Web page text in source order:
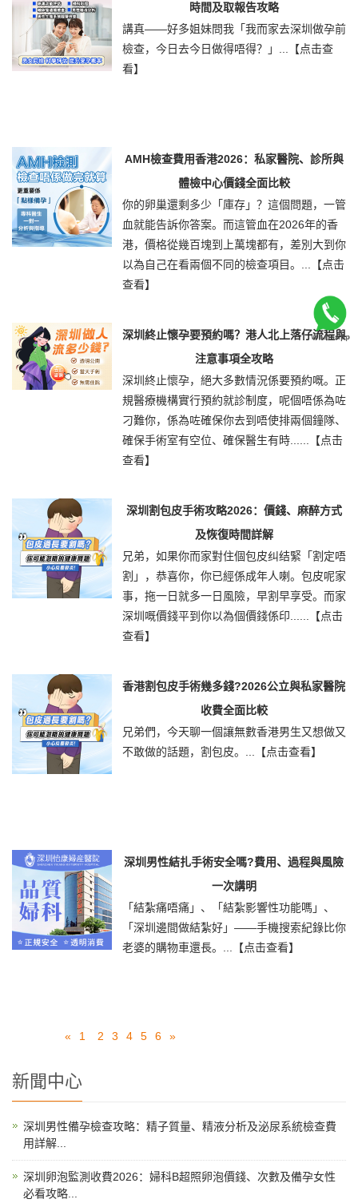
時間及取報告攻略
講真——好多姐妹問我「我而家去深圳做孕前
檢查，今日去今日做得唔得？」...
【点击查
看】
AMH檢查費用香港2026：私家醫院、診所與
體檢中心價錢全面比較
你的卵巢還剩多少「庫存」？這個問題，一管
血就能告訴你答案。而這管血在2026年的香
港，價格從幾百塊到上萬塊都有，差別大到你
以為自己在看兩個不同的檢查項目。...
【点击
查看】
深圳終止懷孕要預約嗎？港人北上落仔流程與
注意事項全攻略
深圳終止懷孕，絕大多數情況係要預約嘅。正
規醫療機構實行預約就診制度，呢個唔係為咗
刁難你，係為咗確保你去到唔使排兩個鐘隊、
確保手術室有空位、確保醫生有時......
【点击
查看】
深圳割包皮手術攻略2026：價錢、麻醉方式
及恢復時間詳解
兄弟，如果你而家對住個包皮纠结緊「割定唔
割」，恭喜你，你已經係成年人喇。包皮呢家
事，拖一日就多一日風險，早割早享受。而家
深圳嘅價錢平到你以為個價錢係印......
【点击
查看】
香港割包皮手術幾多錢?2026公立與私家醫院
收費全面比較
兄弟們，今天聊一個讓無數香港男生又想做又
不敢做的話題，割包皮。...
【点击查看】
深圳男性結扎手術安全嗎?費用、過程與風險
一次講明
「結紮痛唔痛」、「結紮影響性功能嗎」、
「深圳邊間做結紮好」——手機搜索紀錄比你
老婆的購物車還長。...
【点击查看】
« 1 2 3 4 5 6 »
新聞中心
深圳男性備孕檢查攻略：精子質量、精液分析及泌尿系統檢查費
用詳解...
深圳卵泡監測收費2026：婦科B超照卵泡價錢、次數及備孕女性
必看攻略...